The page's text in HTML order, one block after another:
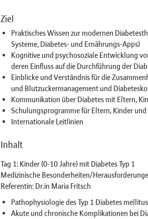
Ziel
Praktisches Wissen zur modernen
Systeme, Diabetes- und Ernährungs-Apps)
Kognitive und psychosoziale Entwicklung
deren Einfluss auf die Durchführung der
Einblicke und Verständnis für die
und Blutzuckermanagement und
Kommunikation über Diabetes mit Eltern,
Schulungsprogramme für Eltern, Kinder
Internationale Leitlinien
Inhalt
Tag 1: Kinder (0-10 Jahre) mit Diabetes Typ 1
Medizinische Besonderheiten/
Referentin: Dr.in Maria Fritsch
Pathophysiologie des Typ 1 Diabetes
Akute und chronische Komplikationen bei